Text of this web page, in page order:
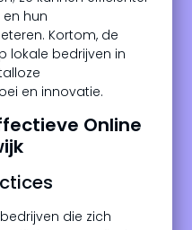
hun
Kortom, de
lokale bedrijven in
en innovatie.
Online
die zich